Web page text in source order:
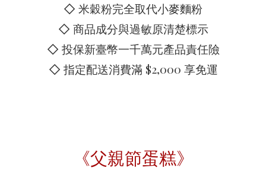
◇ 米穀粉完全取代小麥麵粉
◇ 商品成分與過敏原清楚標示
◇ 投保新臺幣一千萬元產品責任險
◇ 指定配送消費滿 $2,000 享免運
《父親節蛋糕》